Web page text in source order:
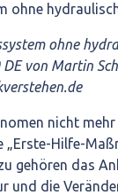
ohne
DE von Martin
nicht
„Erste-Hilfe-
gehören das
und die